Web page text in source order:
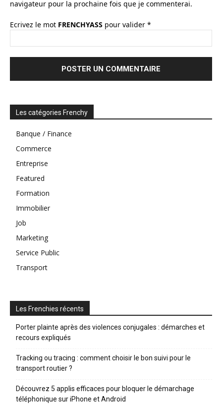
navigateur pour la prochaine fois que je commenterai.
Ecrivez le mot FRENCHYASS pour valider *
Les catégories Frenchy
Banque / Finance
Commerce
Entreprise
Featured
Formation
Immobilier
Job
Marketing
Service Public
Transport
Les Frenchies récents
Porter plainte après des violences conjugales : démarches et
recours expliqués
Tracking ou tracing : comment choisir le bon suivi pour le
transport routier ?
Découvrez 5 applis efficaces pour bloquer le démarchage
téléphonique sur iPhone et Android